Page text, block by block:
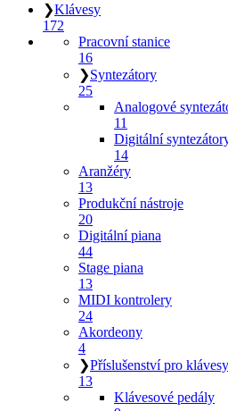
❯Klávesy
172
Pracovní stanice
16
❯Syntezátory
25
Analogové
11
Digitální
14
Aranžéry
13
Produkční nástroje
20
Digitální piana
44
Stage piana
13
MIDI kontrolery
24
Akordeony
4
❯Příslušenství pro klávesy
13
Klávesové pedály